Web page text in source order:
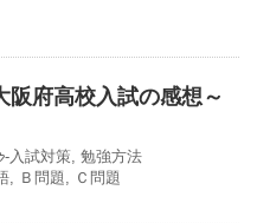
阪府高校入試の感想～
-入試対策, 勉強方法
, Ｂ問題, Ｃ問題